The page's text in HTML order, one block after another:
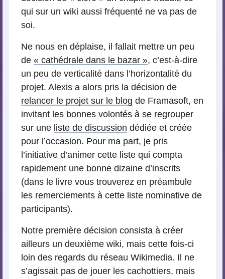
qui sur un wiki aussi fréquenté ne va pas de
soi.
Ne nous en déplaise, il fallait mettre un peu
de « cathédrale dans le bazar », c’est-à-dire
un peu de verticalité dans l’horizontalité du
projet. Alexis a alors pris la décision de
relancer le projet sur le blog de Framasoft, en
invitant les bonnes volontés à se regrouper
sur une liste de discussion dédiée et créée
pour l’occasion. Pour ma part, je pris
l’initiative d’animer cette liste qui compta
rapidement une bonne dizaine d’inscrits
(dans le livre vous trouverez en préambule
les remerciements à cette liste nominative de
participants).
Notre première décision consista à créer
ailleurs un deuxième wiki, mais cette fois-ci
loin des regards du réseau Wikimedia. Il ne
s’agissait pas de jouer les cachottiers, mais